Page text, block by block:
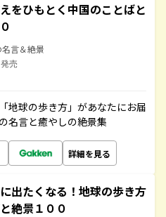
をひもとく中国のことばと
名言＆絶景
売
地球の歩き方」があなたにお届
名言と癒やしの絶景集
詳細を見る
出たくなる！地球の歩き方
絶景１００